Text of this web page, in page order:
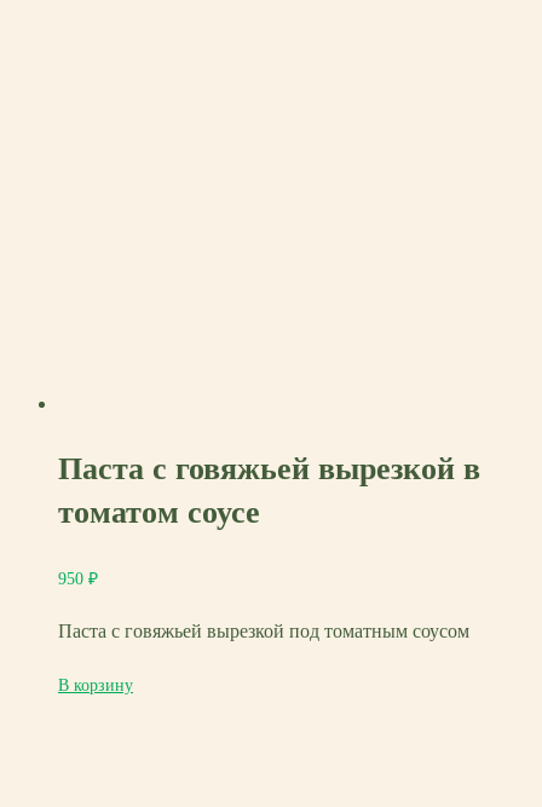
Паста с говяжьей вырезкой в
томатом соусе
950 ₽
Паста с говяжьей вырезкой под томатным соусом
В корзину